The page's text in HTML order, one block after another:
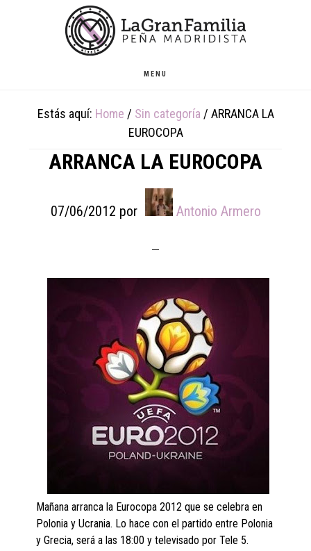
MENU
Estás aquí: Home / Sin categoría / ARRANCA LA
EUROCOPA
ARRANCA LA EUROCOPA
07/06/2012 por Antonio Armero
Mañana arranca la Eurocopa 2012 que se celebra en
Polonia y Ucrania. Lo hace con el partido entre Polonia
y Grecia, será a las 18:00 y televisado por Tele 5.